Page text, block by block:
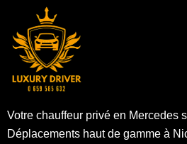
Votre chauffeur privé en Mercedes
Déplacements haut de gamme à